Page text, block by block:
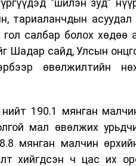
“шилэн зуд”
тариаланчдын
гол салбар болох
Шадар сайд, Улсын
өвөлжилтийн
190.1 мянган
мал өвөлжих
мянган малчин
хийгдсэн ч цас их